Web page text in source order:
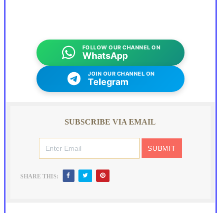
FOLLOW OUR CHANNEL ON
WhatsApp
JOIN OUR CHANNEL ON
Telegram
SUBSCRIBE VIA EMAIL
SHARE THIS: